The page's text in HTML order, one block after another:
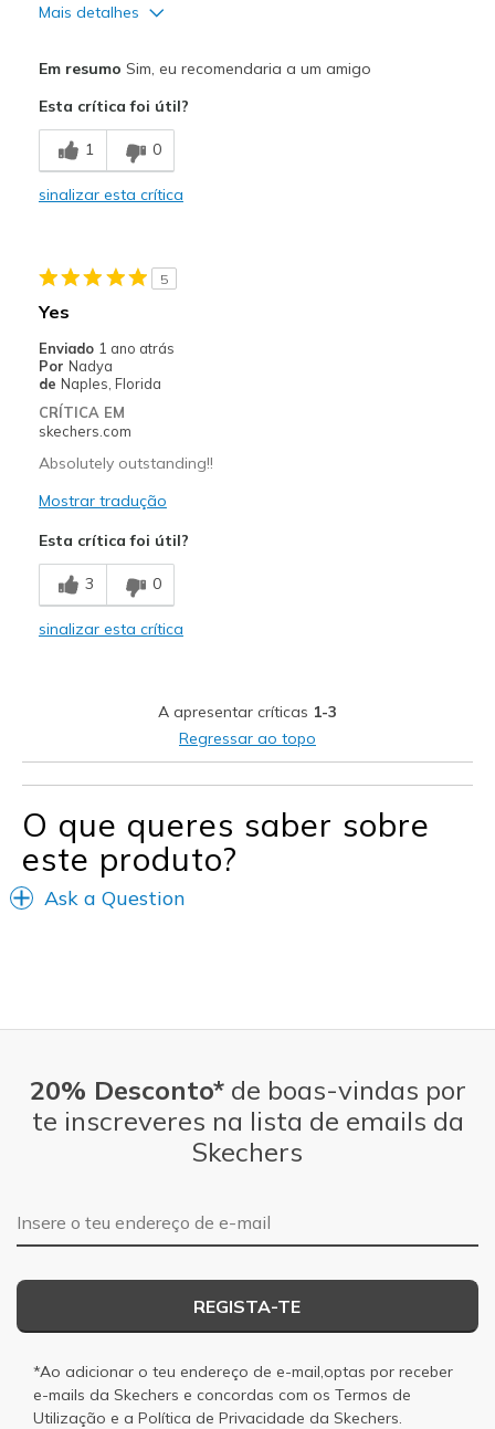
Mais detalhes
Melhores utilizações
Casual Wear
View On Shoes
Shoes are for Wearing
Em resumo Sim, eu recomendaria a um amigo
Esta crítica foi útil?
1 0
sinalizar esta crítica
5
Yes
Enviado 1 ano atrás
Por Nadya
de Naples, Florida
CRÍTICA EM
skechers.com
Absolutely outstanding!!
Mostrar tradução
Esta crítica foi útil?
3 0
sinalizar esta crítica
A apresentar críticas 1-3
Regressar ao topo
O que queres saber sobre
este produto?
Ask a Question
20% Desconto*de boas-vindas por
te inscreveres na lista de emails da
Skechers
Endereço de e-mail
REGISTA-TE
*Ao adicionar o teu endereço de e-mail,optas por receber
e-mails da Skechers e concordas com os Termos de
Utilização e a Política de Privacidade da Skechers.